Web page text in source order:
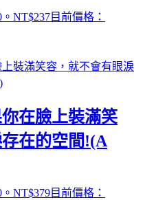
NT$237目前價格：
在臉上裝滿笑
在的空間!(A
NT$379目前價格：